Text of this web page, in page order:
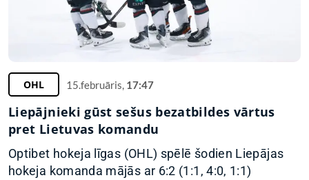
OHL 15.februāris, 17:47
Liepājnieki gūst sešus bezatbildes vārtus
pret Lietuvas komandu
Optibet hokeja līgas (OHL) spēlē šodien Liepājas
hokeja komanda mājās ar 6:2 (1:1, 4:0, 1:1)